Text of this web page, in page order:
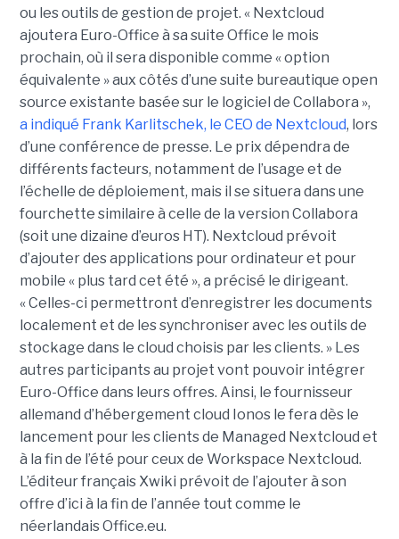
ou les outils de gestion de projet. « Nextcloud
ajoutera Euro-Office à sa suite Office le mois
prochain, où il sera disponible comme « option
équivalente » aux côtés d’une suite bureautique open
source existante basée sur le logiciel de Collabora »,
a indiqué Frank Karlitschek, le CEO de Nextcloud, lors
d’une conférence de presse. Le prix dépendra de
différents facteurs, notamment de l’usage et de
l’échelle de déploiement, mais il se situera dans une
fourchette similaire à celle de la version Collabora
(soit une dizaine d’euros HT). Nextcloud prévoit
d’ajouter des applications pour ordinateur et pour
mobile « plus tard cet été », a précisé le dirigeant.
« Celles-ci permettront d’enregistrer les documents
localement et de les synchroniser avec les outils de
stockage dans le cloud choisis par les clients. » Les
autres participants au projet vont pouvoir intégrer
Euro-Office dans leurs offres. Ainsi, le fournisseur
allemand d’hébergement cloud Ionos le fera dès le
lancement pour les clients de Managed Nextcloud et
à la fin de l’été pour ceux de Workspace Nextcloud.
L’éditeur français Xwiki prévoit de l’ajouter à son
offre d’ici à la fin de l’année tout comme le
néerlandais Office.eu.